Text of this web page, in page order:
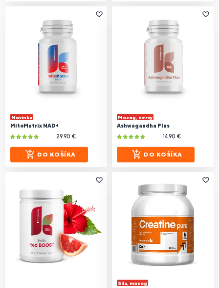
Novinka
MitoMatrix NAD+
29.90 €
DO KOŠÍKA
Mozog, nervy
Ashwagandha Plus
14.90 €
DO KOŠÍKA
Sila, mozog